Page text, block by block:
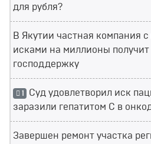
для рубля?
В Якутии частная компания
исками на миллионы
господдержку
1 Суд удовлетворил иск
заразили гепатитом С в
Завершен ремонт участка